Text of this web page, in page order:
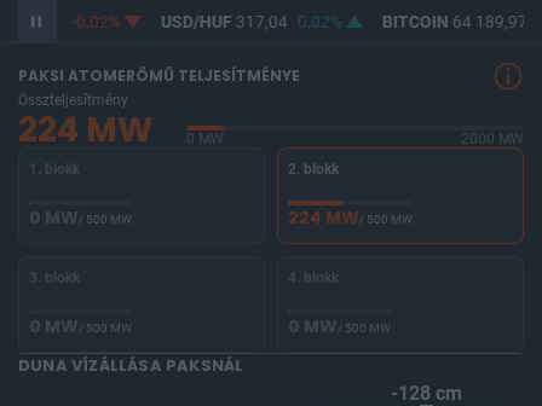
365,32 -0,02% USD/HUF317,04 0,02% BITCOIN64 189,97
PAKSI ATOMERŐMŰ TELJESÍTMÉNYE
Összteljesítmény
224 MW 0 MW
2000 MW
1. blokk
0 MW/ 500 MW
2. blokk
224 MW/ 500 MW
3. blokk
0 MW/ 500 MW
4. blokk
0 MW/ 500 MW
DUNA VÍZÁLLÁSA PAKSNÁL
-128 cm